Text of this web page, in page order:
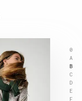
0
A
B
C
D
E
F